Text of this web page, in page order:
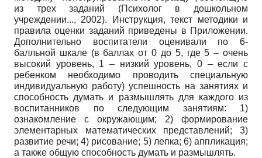
из трех заданий (Психолог в дошкольном
учреждении..., 2002). Инструкция, текст методики и
правила оценки заданий приведены в Приложении.
Дополнительно воспитатели оценивали по 6-
балльной шкале (в баллах от 0 до 5, где 5 – очень
высокий уровень, 1 – низкий уровень, 0 – если с
ребенком необходимо проводить специальную
индивидуальную работу) успешность на занятиях и
способность думать и размышлять для каждого из
воспитанников по следующим занятиям: 1)
ознакомление с окружающим; 2) формирование
элементарных математических представлений; 3)
развитие речи; 4) рисование; 5) лепка; 6) аппликация;
а также общую способность думать и размышлять.